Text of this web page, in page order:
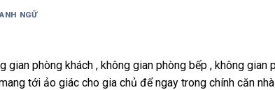
NGỮ
gian phòng khách , không gian phòng bếp , không
tới ảo giác cho gia chủ để ngay trong chính căn